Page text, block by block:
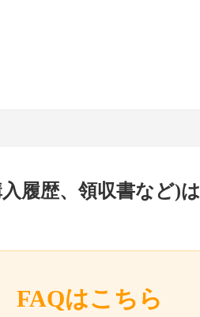
履歴、領収書など)は
FAQはこちら